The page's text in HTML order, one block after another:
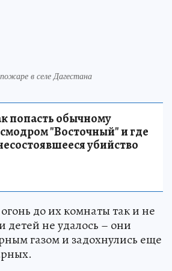
в селе Дагестана
попасть обычному
"Восточный" и где
убийство
до их комнаты так и не
детей не удалось – они
газом и задохнулись еще